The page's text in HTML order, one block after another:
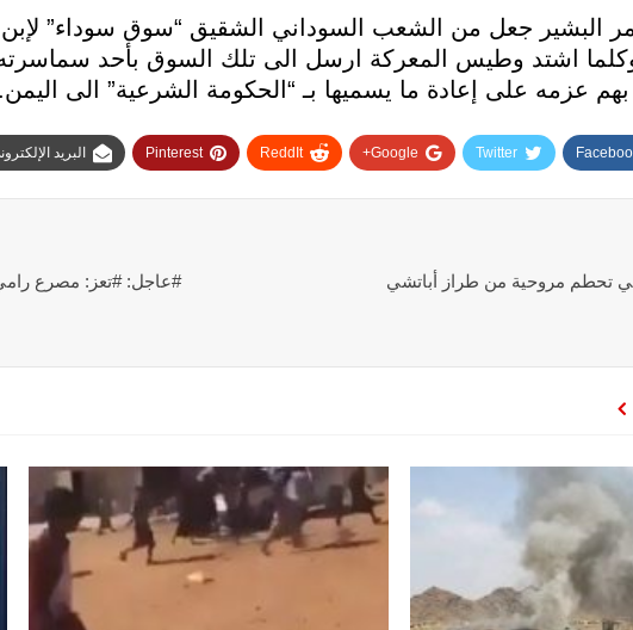
البشير جعل من الشعب السوداني الشقيق “سوق سوداء” لإبن
اشتد وطيس المعركة ارسل الى تلك السوق بأحد سماسرته
بهم عزمه على إعادة ما يسميها بـ “الحكومة الشرعية” الى اليمن.
Twitter
Google+
ReddIt
Pinterest البريد
تحطم مروحية من طراز أباتشي
#عاجل: #تعز: مصرع